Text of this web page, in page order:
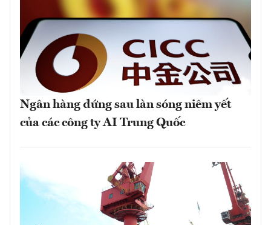
Ngân hàng đứng sau làn sóng niêm yết
của các công ty AI Trung Quốc